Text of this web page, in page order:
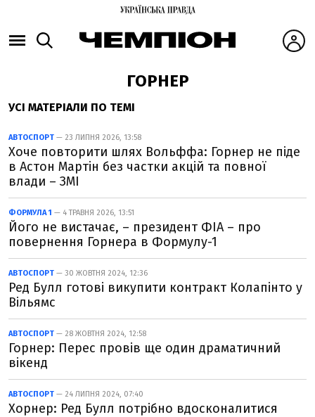
ГОРНЕР
УСІ МАТЕРІАЛИ ПО ТЕМІ
АВТОСПОРТ — 23 ЛИПНЯ 2026, 13:58
Хоче повторити шлях Вольффа: Горнер не піде
в Астон Мартін без частки акцій та повної
влади – ЗМІ
ФОРМУЛА 1 — 4 ТРАВНЯ 2026, 13:51
Його не вистачає, – президент ФІА – про
повернення Горнера в Формулу-1
АВТОСПОРТ — 30 ЖОВТНЯ 2024, 12:36
Ред Булл готові викупити контракт Колапінто у
Вільямс
АВТОСПОРТ — 28 ЖОВТНЯ 2024, 12:58
Горнер: Перес провів ще один драматичний
вікенд
АВТОСПОРТ — 24 ЛИПНЯ 2024, 07:40
Хорнер: Ред Булл потрібно вдосконалитися